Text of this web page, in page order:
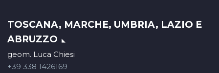
TOSCANA, MARCHE, UMBRIA, LAZIO E
ABRUZZO
geom. Luca Chiesi
+39 338 1426169